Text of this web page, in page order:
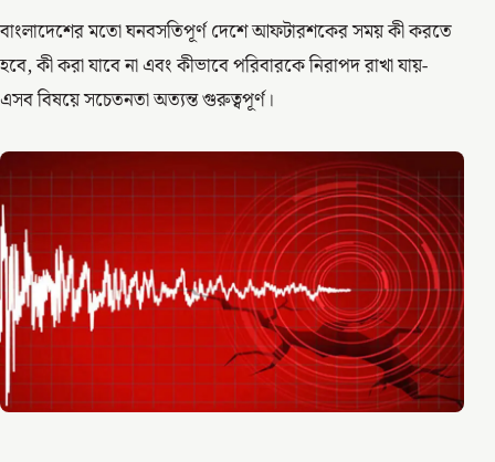
বাংলাদেশের মতো ঘনবসতিপূর্ণ দেশে আফটারশকের সময় কী করতে
হবে, কী করা যাবে না এবং কীভাবে পরিবারকে নিরাপদ রাখা যায়-
এসব বিষয়ে সচেতনতা অত্যন্ত গুরুত্বপূর্ণ।